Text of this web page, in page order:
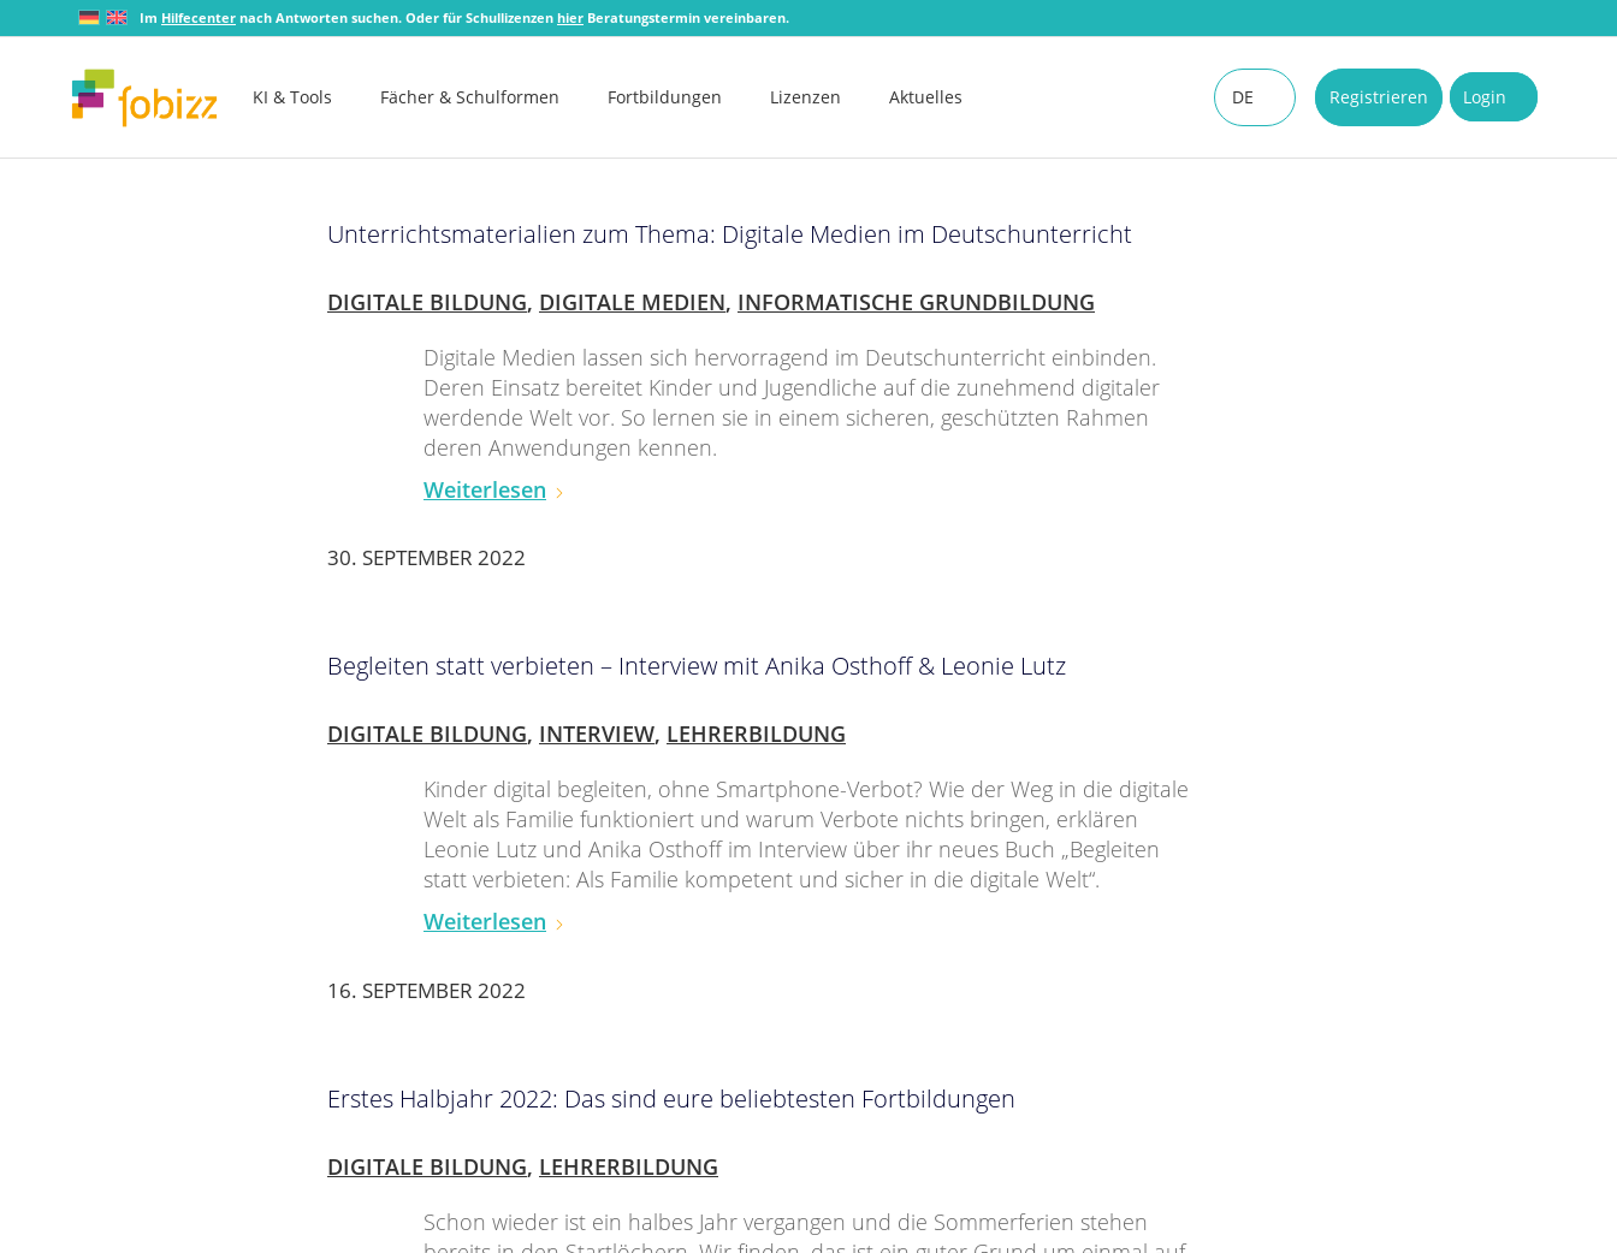
Im Hilfecenter nach Antworten suchen. Oder für Schullizenzen hier Beratungstermin vereinbaren.
KI & Tools Fächer & Schulformen Fortbildungen Lizenzen Aktuelles Registrieren Login
DE
Unterrichtsmaterialien zum Thema: Digitale Medien im Deutschunterricht
DIGITALE BILDUNG, DIGITALE MEDIEN, INFORMATISCHE GRUNDBILDUNG
Digitale Medien lassen sich hervorragend im Deutschunterricht einbinden.
Deren Einsatz bereitet Kinder und Jugendliche auf die zunehmend digitaler
werdende Welt vor. So lernen sie in einem sicheren, geschützten Rahmen
deren Anwendungen kennen.
Weiterlesen
30. SEPTEMBER 2022
Begleiten statt verbieten – Interview mit Anika Osthoff & Leonie Lutz
DIGITALE BILDUNG, INTERVIEW, LEHRERBILDUNG
Kinder digital begleiten, ohne Smartphone-Verbot? Wie der Weg in die digitale
Welt als Familie funktioniert und warum Verbote nichts bringen, erklären
Leonie Lutz und Anika Osthoff im Interview über ihr neues Buch „Begleiten
statt verbieten: Als Familie kompetent und sicher in die digitale Welt“.
Weiterlesen
16. SEPTEMBER 2022
Erstes Halbjahr 2022: Das sind eure beliebtesten Fortbildungen
DIGITALE BILDUNG, LEHRERBILDUNG
Schon wieder ist ein halbes Jahr vergangen und die Sommerferien stehen